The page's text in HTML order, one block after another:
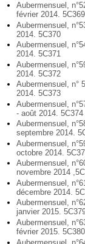
Aubermensuel,
février 2014. 5C369
Aubermensuel,
2014. 5C370
Aubermensuel,
2014. 5C371
Aubermensuel,
2014. 5C372
Aubermensuel, n°
2014. 5C373
Aubermensuel,
- août 2014. 5C374
Aubermensuel,
septembre 2014.
Aubermensuel,
octobre 2014.
Aubermensuel,
novembre 2014
Aubermensuel, n°61,
décembre 2014.
Aubermensuel,
janvier 2015.
Aubermensuel,
février 2015. 5C380